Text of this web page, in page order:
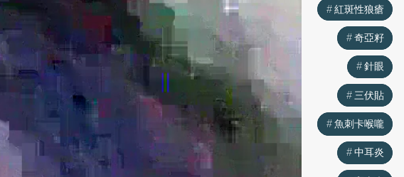
紅斑性狼瘡
奇亞籽
針眼
三伏貼
魚刺卡喉嚨
中耳炎
紅斑性狼瘡
奇亞籽
針眼
三伏貼
魚刺卡喉嚨
中耳炎